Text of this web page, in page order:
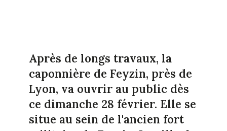
Après de longs travaux, la
caponnière de Feyzin, près de
Lyon, va ouvrir au public dès
ce dimanche 28 février. Elle se
situe au sein de l'ancien fort